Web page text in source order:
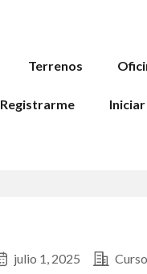
Terrenos
Registrarme
julio 1, 2025